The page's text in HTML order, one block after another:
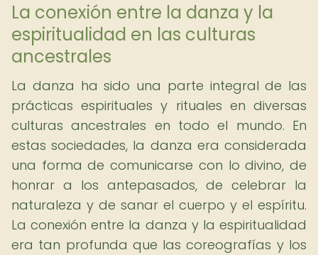
La conexión entre la danza y la
espiritualidad en las culturas
ancestrales
La danza ha sido una parte integral de las
prácticas espirituales y rituales en diversas
culturas ancestrales en todo el mundo. En
estas sociedades, la danza era considerada
una forma de comunicarse con lo divino, de
honrar a los antepasados, de celebrar la
naturaleza y de sanar el cuerpo y el espíritu.
La conexión entre la danza y la espiritualidad
era tan profunda que las coreografías y los